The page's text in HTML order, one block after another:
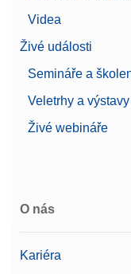
Videa
Živé události
Semináře a
Veletrhy a výstavy
Živé webináře
O nás
Kariéra